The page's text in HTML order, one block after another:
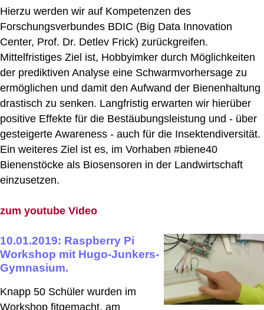
Hierzu werden wir auf Kompetenzen des
Forschungsverbundes BDIC (Big Data Innovation
Center, Prof. Dr. Detlev Frick) zurückgreifen.
Mittelfristiges Ziel ist, Hobbyimker durch Möglichkeiten
der prediktiven Analyse eine Schwarmvorhersage zu
ermöglichen und damit den Aufwand der Bienenhaltung
drastisch zu senken. Langfristig erwarten wir hierüber
positive Effekte für die Bestäubungsleistung und - über
gesteigerte Awareness - auch für die Insektendiversität.
Ein weiteres Ziel ist es, im Vorhaben #biene40
Bienenstöcke als Biosensoren in der Landwirtschaft
einzusetzen.
zum youtube Video
10.01.2019: Raspberry Pi
Workshop mit Hugo-Junkers-
Gymnasium.
Knapp 50 Schüler wurden im
Workshop fitgemacht, am